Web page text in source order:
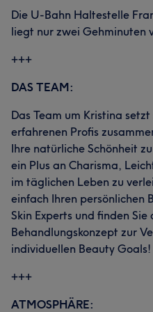
Die U-Bahn Haltestelle
liegt nur zwei Gehminuten
+++
DAS TEAM:
Das Team um Kristina
erfahrenen Profis
Ihre natürliche Schönheit
ein Plus an Charisma,
im täglichen Leben zu
einfach Ihren persönlichen
Skin Experts und finden
Behandlungskonzept zur
individuellen Beauty Goals!
+++
ATMOSPHÄRE: